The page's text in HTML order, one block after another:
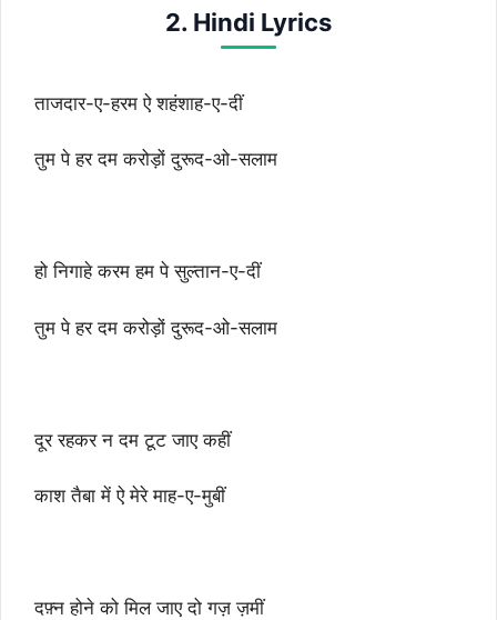
2. Hindi Lyrics
ताजदार-ए-हरम ऐ शहंशाह-ए-दीं
तुम पे हर दम करोड़ों दुरूद-ओ-सलाम
हो निगाहे करम हम पे सुल्तान-ए-दीं
तुम पे हर दम करोड़ों दुरूद-ओ-सलाम
दूर रहकर न दम टूट जाए कहीं
काश तैबा में ऐ मेरे माह-ए-मुबीं
दफ़्न होने को मिल जाए दो गज़ ज़मीं